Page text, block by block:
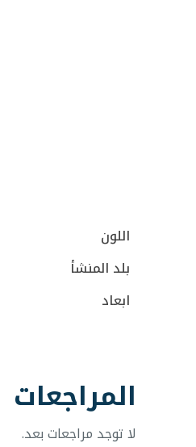
اللون
بلد المنشأ
ابعاد
المراجعات
لا توجد مراجعات بعد.